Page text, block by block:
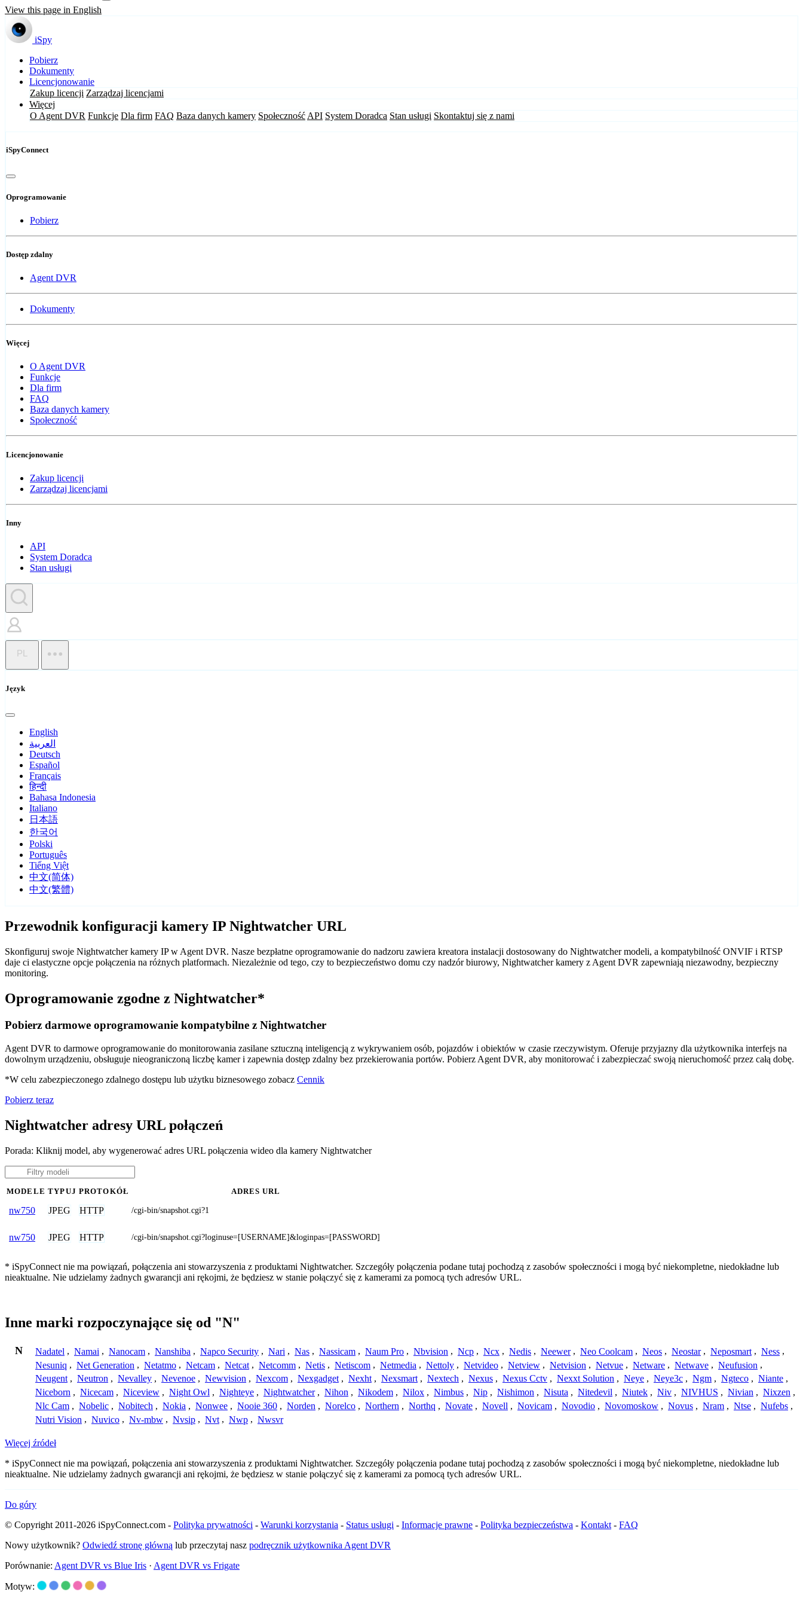
View this page in English
iSpy
Pobierz
Dokumenty
Licencjonowanie
Zakup licencji Zarządzaj licencjami
Więcej
O Agent DVR Funkcje Dla firm FAQ Baza danych kamery Społeczność API System Doradca Stan usługi Skontaktuj się z nami
iSpyConnect
Oprogramowanie
Pobierz
Dostęp zdalny
Agent DVR
Dokumenty
Więcej
O Agent DVR
Funkcje
Dla firm
FAQ
Baza danych kamery
Społeczność
Licencjonowanie
Zakup licencji
Zarządzaj licencjami
Inny
API
System Doradca
Stan usługi
PL
Język
English
العربية
Deutsch
Español
Français
हिन्दी
Bahasa Indonesia
Italiano
日本語
한국어
Polski
Português
Tiếng Việt
中文(简体)
中文(繁體)
Przewodnik konfiguracji kamery IP Nightwatcher URL
Skonfiguruj swoje Nightwatcher kamery IP w Agent DVR. Nasze bezpłatne oprogramowanie do nadzoru zawiera kreatora instalacji dostosowany do Nightwatcher modeli, a kompatybilność ONVIF i RTSP
daje ci elastyczne opcje połączenia na różnych platformach. Niezależnie od tego, czy to bezpieczeństwo domu czy nadzór biurowy, Nightwatcher kamery z Agent DVR zapewniają niezawodny, bezpieczny
monitoring.
Oprogramowanie zgodne z Nightwatcher*
Pobierz darmowe oprogramowanie kompatybilne z Nightwatcher
Agent DVR to darmowe oprogramowanie do monitorowania zasilane sztuczną inteligencją z wykrywaniem osób, pojazdów i obiektów w czasie rzeczywistym. Oferuje przyjazny dla użytkownika interfejs na
dowolnym urządzeniu, obsługuje nieograniczoną liczbę kamer i zapewnia dostęp zdalny bez przekierowania portów. Pobierz Agent DVR, aby monitorować i zabezpieczać swoją nieruchomość przez całą dobę.
*W celu zabezpieczonego zdalnego dostępu lub użytku biznesowego zobacz Cennik
Pobierz teraz
Nightwatcher adresy URL połączeń
Porada: Kliknij model, aby wygenerować adres URL połączenia wideo dla kamery Nightwatcher
MODELE TYPUJ PROTOKÓŁ ADRES URL
nw750 JPEG HTTP /cgi-bin/snapshot.cgi?1
nw750 JPEG HTTP /cgi-bin/snapshot.cgi?loginuse=[USERNAME]&loginpas=[PASSWORD]
* iSpyConnect nie ma powiązań, połączenia ani stowarzyszenia z produktami Nightwatcher. Szczegóły połączenia podane tutaj pochodzą z zasobów społeczności i mogą być niekompletne, niedokładne lub
nieaktualne. Nie udzielamy żadnych gwarancji ani rękojmi, że będziesz w stanie połączyć się z kamerami za pomocą tych adresów URL.
Inne marki rozpoczynające się od "N"
N Nadatel , Namai , Nanocam , Nanshiba , Napco Security , Nari , Nas , Nassicam , Naum Pro , Nbvision , Ncp , Ncx , Nedis , Neewer , Neo Coolcam , Neos , Neostar , Neposmart , Ness ,
Nesuniq , Net Generation , Netatmo , Netcam , Netcat , Netcomm , Netis , Netiscom , Netmedia , Nettoly , Netvideo , Netview , Netvision , Netvue , Netware , Netwave , Neufusion ,
Neugent , Neutron , Nevalley , Nevenoe , Newvision , Nexcom , Nexgadget , Nexht , Nexsmart , Nextech , Nexus , Nexus Cctv , Nexxt Solution , Neye , Neye3c , Ngm , Ngteco , Niante ,
Niceborn , Nicecam , Niceview , Night Owl , Nighteye , Nightwatcher , Nihon , Nikodem , Nilox , Nimbus , Nip , Nishimon , Nisuta , Nitedevil , Niutek , Niv , NIVHUS , Nivian , Nixzen ,
Nlc Cam , Nobelic , Nobitech , Nokia , Nonwee , Nooie 360 , Norden , Norelco , Northern , Northq , Novate , Novell , Novicam , Novodio , Novomoskow , Novus , Nram , Ntse , Nufebs ,
Nutri Vision , Nuvico , Nv-mbw , Nvsip , Nvt , Nwp , Nwsvr
Więcej źródeł
* iSpyConnect nie ma powiązań, połączenia ani stowarzyszenia z produktami Nightwatcher. Szczegóły połączenia podane tutaj pochodzą z zasobów społeczności i mogą być niekompletne, niedokładne lub
nieaktualne. Nie udzielamy żadnych gwarancji ani rękojmi, że będziesz w stanie połączyć się z kamerami za pomocą tych adresów URL.
Do góry
© Copyright 2011-2026 iSpyConnect.com - Polityka prywatności - Warunki korzystania - Status usługi - Informacje prawne - Polityka bezpieczeństwa - Kontakt - FAQ
Nowy użytkownik? Odwiedź stronę główną lub przeczytaj nasz podręcznik użytkownika Agent DVR
Porównanie: Agent DVR vs Blue Iris · Agent DVR vs Frigate
Motyw: